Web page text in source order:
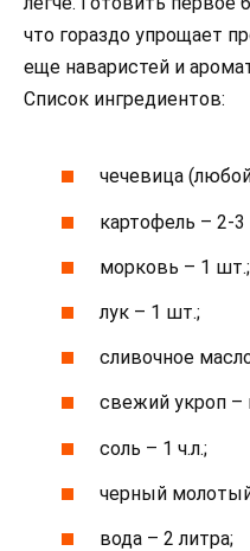
что гораздо упрощает
еще наваристей и
Список ингредиентов:
чечевица
картофель – 2-
морковь – 1 шт.;
лук – 1 шт.;
сливочное
свежий укроп –
соль – 1 ч.л.;
черный
вода – 2 литра;